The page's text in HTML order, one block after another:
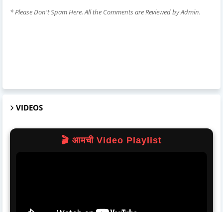
* Please Don't Spam Here. All the Comments are Reviewed by Admin.
VIDEOS
🎬 आमची Video Playlist